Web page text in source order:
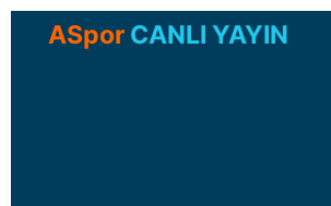
ASpor CANLI YAYIN